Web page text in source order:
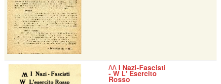
/\/\ I Nazi-Fascisti
- W L' Esercito
Rosso